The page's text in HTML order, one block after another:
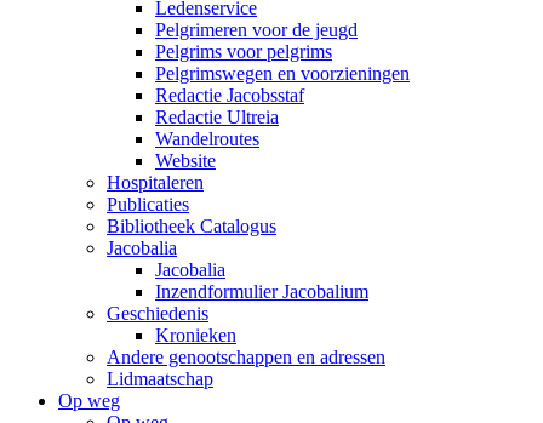
Ledenservice
Pelgrimeren voor de jeugd
Pelgrims voor pelgrims
Pelgrimswegen en voorzieningen
Redactie Jacobsstaf
Redactie Ultreia
Wandelroutes
Website
Hospitaleren
Publicaties
Bibliotheek Catalogus
Jacobalia
Jacobalia
Inzendformulier Jacobalium
Geschiedenis
Kronieken
Andere genootschappen en adressen
Lidmaatschap
Op weg